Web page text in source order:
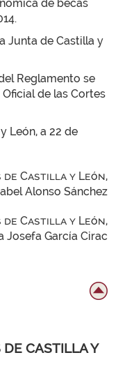
de becas
Junta de Castilla y
Reglamento se
de las Cortes
León, a 22 de
Castilla y León,
Alonso Sánchez
Castilla y León,
Josefa García Cirac
CASTILLA Y